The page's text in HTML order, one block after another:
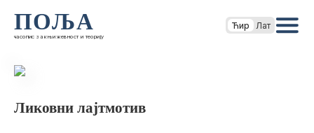
ПОЉА
часопис за књижевност и теорију
Ћир Лат
Ликовни лајтмотив